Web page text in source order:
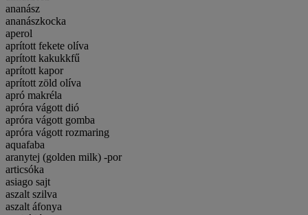
ananász
ananászkocka
aperol
aprított fekete olíva
aprított kakukkfű
aprított kapor
aprított zöld olíva
apró makréla
apróra vágott dió
apróra vágott gomba
apróra vágott rozmaring
aquafaba
aranytej (golden milk) -por
articsóka
asiago sajt
aszalt szilva
aszalt áfonya